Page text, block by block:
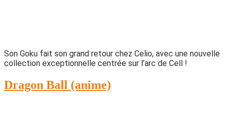
Son Goku fait son grand retour chez Celio, avec une nouvelle
collection exceptionnelle centrée sur l’arc de Cell !
Dragon Ball (anime)